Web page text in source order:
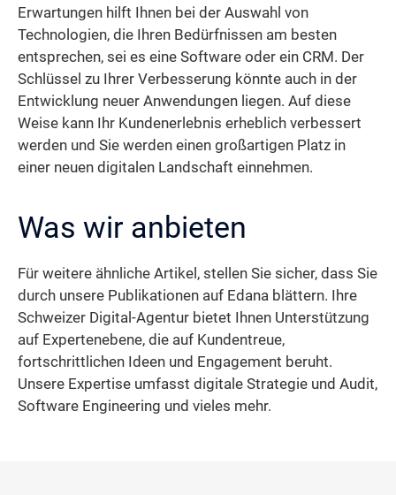
Erwartungen hilft Ihnen bei der Auswahl von
Technologien, die Ihren Bedürfnissen am besten
entsprechen, sei es eine Software oder ein CRM. Der
Schlüssel zu Ihrer Verbesserung könnte auch in der
Entwicklung neuer Anwendungen liegen. Auf diese
Weise kann Ihr Kundenerlebnis erheblich verbessert
werden und Sie werden einen großartigen Platz in
einer neuen digitalen Landschaft einnehmen.
Was wir anbieten
Für weitere ähnliche Artikel, stellen Sie sicher, dass Sie
durch unsere Publikationen auf Edana blättern. Ihre
Schweizer Digital-Agentur bietet Ihnen Unterstützung
auf Expertenebene, die auf Kundentreue,
fortschrittlichen Ideen und Engagement beruht.
Unsere Expertise umfasst digitale Strategie und Audit,
Software Engineering und vieles mehr.